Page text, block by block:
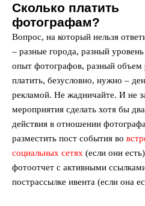
Сколько платить
фотографам?
Вопрос, на который нельзя
– разные города, разный
опыт фотографов, разный
платить, безусловно, нужно –
рекламой. Не жадничайте. И не
мероприятия сделать хотя бы
действия в отношении
разместить пост события во
социальных сетях (если они
фотоотчет с активными
пострассылке ивента (если она